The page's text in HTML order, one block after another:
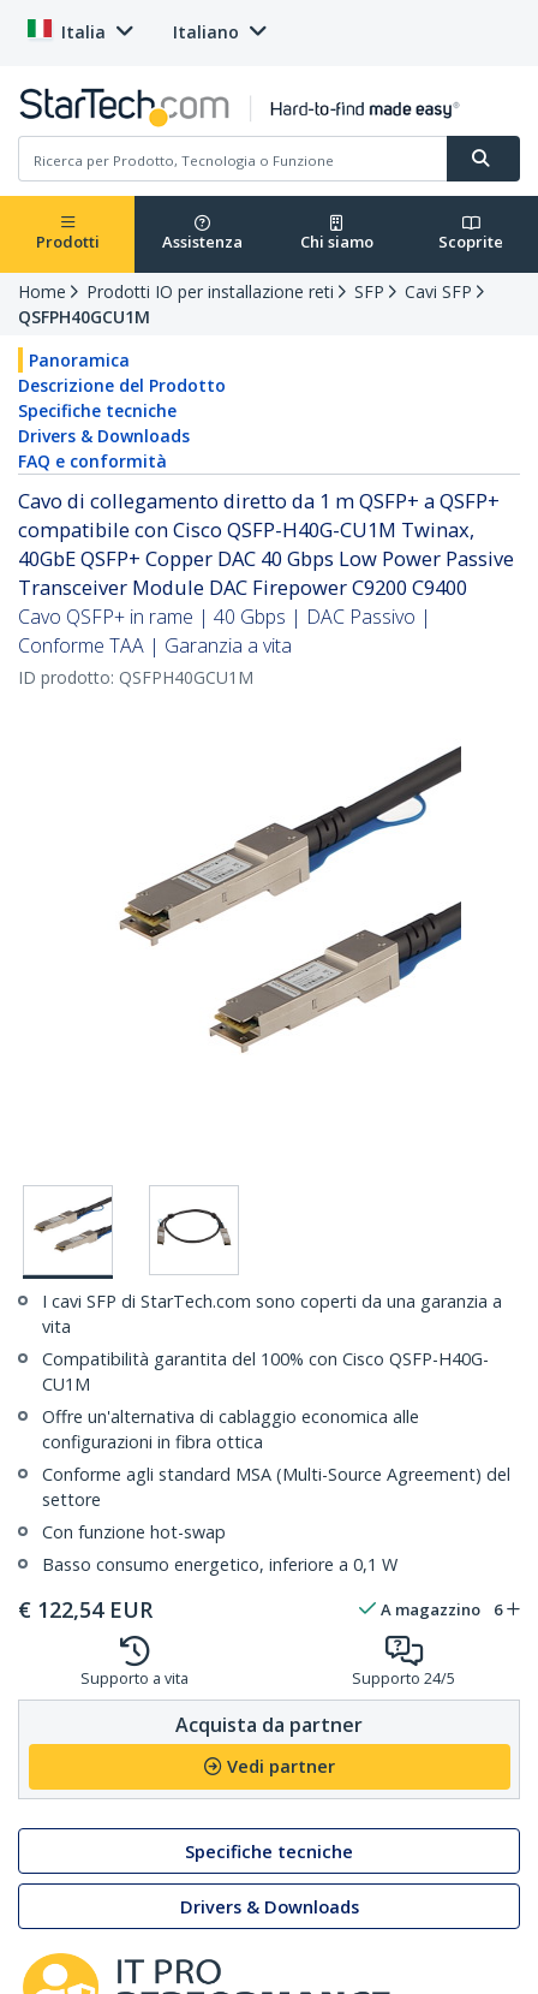
Italia Italiano
Prodotti Assistenza Chi siamo Scoprite
Home Prodotti IO per installazione reti SFP
Cavi SFP
QSFPH40GCU1M
Panoramica
Descrizione del Prodotto
Specifiche tecniche
Drivers & Downloads
FAQ e conformità
Cavo di collegamento diretto da 1 m QSFP+ a QSFP+
compatibile con Cisco QSFP-H40G-CU1M Twinax,
40GbE QSFP+ Copper DAC 40 Gbps Low Power Passive
Transceiver Module DAC Firepower C9200 C9400
Cavo QSFP+ in rame | 40 Gbps | DAC Passivo |
Conforme TAA | Garanzia a vita
ID prodotto: QSFPH40GCU1M
I cavi SFP di StarTech.com sono coperti da una garanzia a
vita
Compatibilità garantita del 100% con Cisco QSFP-H40G-
CU1M
Offre un'alternativa di cablaggio economica alle
configurazioni in fibra ottica
Conforme agli standard MSA (Multi-Source Agreement) del
settore
Con funzione hot-swap
Basso consumo energetico, inferiore a 0,1 W
€ 122,54 EUR A magazzino 6
Supporto a vita Supporto 24/5
Acquista da partner
Vedi partner
Specifiche tecniche
Drivers & Downloads